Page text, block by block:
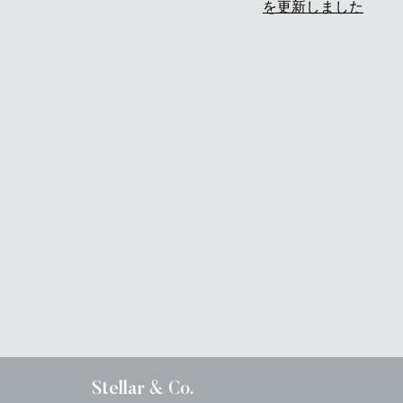
を更新しました
Stellar & Co.